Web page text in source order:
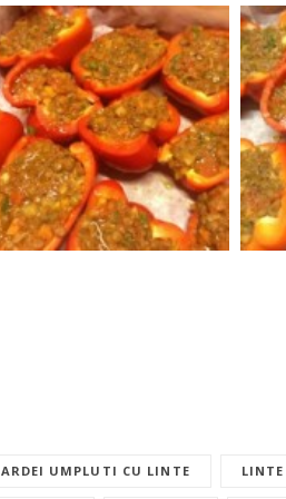
ARDEI UMPLUTI CU LINTE LINTE